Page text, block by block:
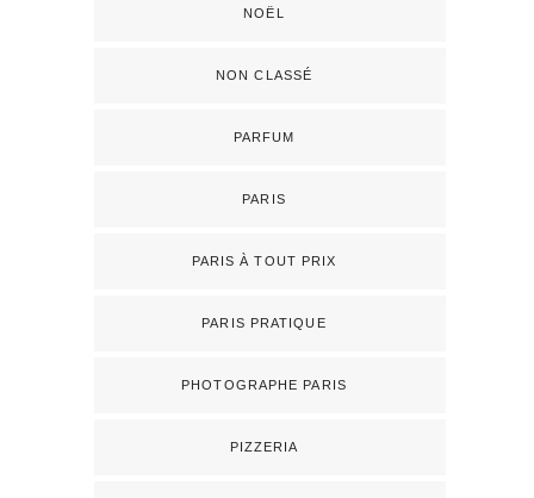
NOËL
NON CLASSÉ
PARFUM
PARIS
PARIS À TOUT PRIX
PARIS PRATIQUE
PHOTOGRAPHE PARIS
PIZZERIA